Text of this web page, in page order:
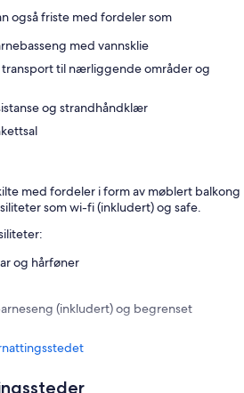
også friste med fordeler som
med vannsklie
til nærliggende områder og
og strandhåndklær
med fordeler i form av møblert balkong
som wi-fi (inkludert) og safe.
og hårføner
(inkludert) og begrenset